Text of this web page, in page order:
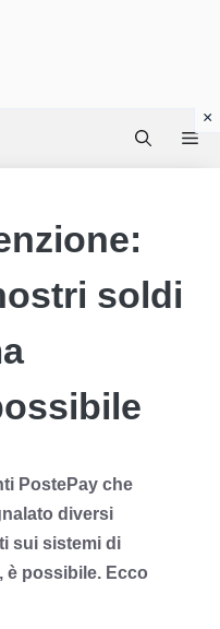
soldi
PostePay che
diversi
sui sistemi di
è possibile. Ecco